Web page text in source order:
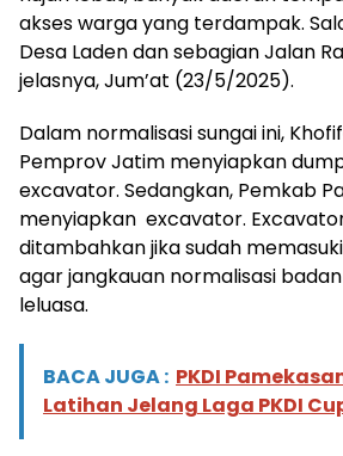
akses warga yang terdampak.
Desa Laden dan sebagian Jalan
jelasnya, Jum’at (23/5/2025).
Dalam normalisasi sungai ini,
Pemprov Jatim menyiapkan
excavator. Sedangkan, Pemkab
menyiapkan excavator.
ditambahkan jika sudah
agar jangkauan normalisasi
leluasa.
BACA JUGA : PKDI
Latihan Jelang Laga PKDI